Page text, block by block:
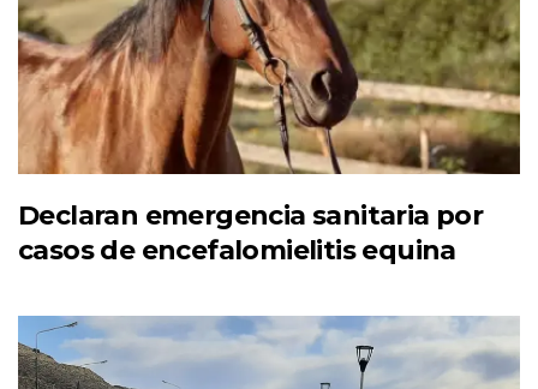
Declaran emergencia sanitaria por
casos de encefalomielitis equina